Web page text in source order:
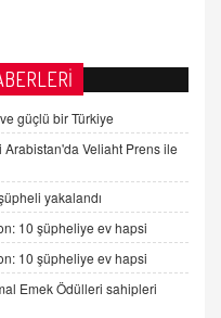
ve dijital hukukun
Önlemler Alınmalı?
güçlü bir Türkiye
Veliaht Prens ile
yakalandı
10 şüpheliye ev hapsi
10 şüpheliye ev hapsi
Emek Ödülleri sahipleri